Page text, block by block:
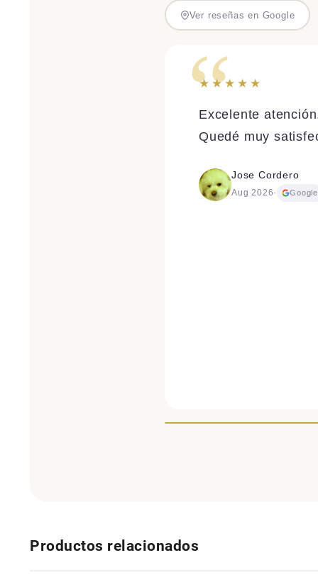
Ver reseñas en Google
★★★★★
Excelente
Quedé muy
Jose Cordero
Aug 2026· Google
Productos relacionados